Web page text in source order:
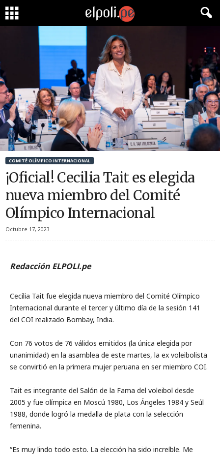
COMITÉ OLÍMPICO INTERNACIONAL
¡Oficial! Cecilia Tait es elegida
nueva miembro del Comité
Olímpico Internacional
Octubre 17, 2023
Redacción ELPOLI.pe
Cecilia Tait fue elegida nueva miembro del Comité Olímpico
Internacional durante el tercer y último día de la sesión 141
del COI realizado Bombay, India.
Con 76 votos de 76 válidos emitidos (la única elegida por
unanimidad) en la asamblea de este martes, la ex voleibolista
se convirtió en la primera mujer peruana en ser miembro COI.
Tait es integrante del Salón de la Fama del voleibol desde
2005 y fue olímpica en Moscú 1980, Los Ángeles 1984 y Seúl
1988, donde logró la medalla de plata con la selección
femenina.
“Es muy lindo todo esto. La elección ha sido increíble. Me